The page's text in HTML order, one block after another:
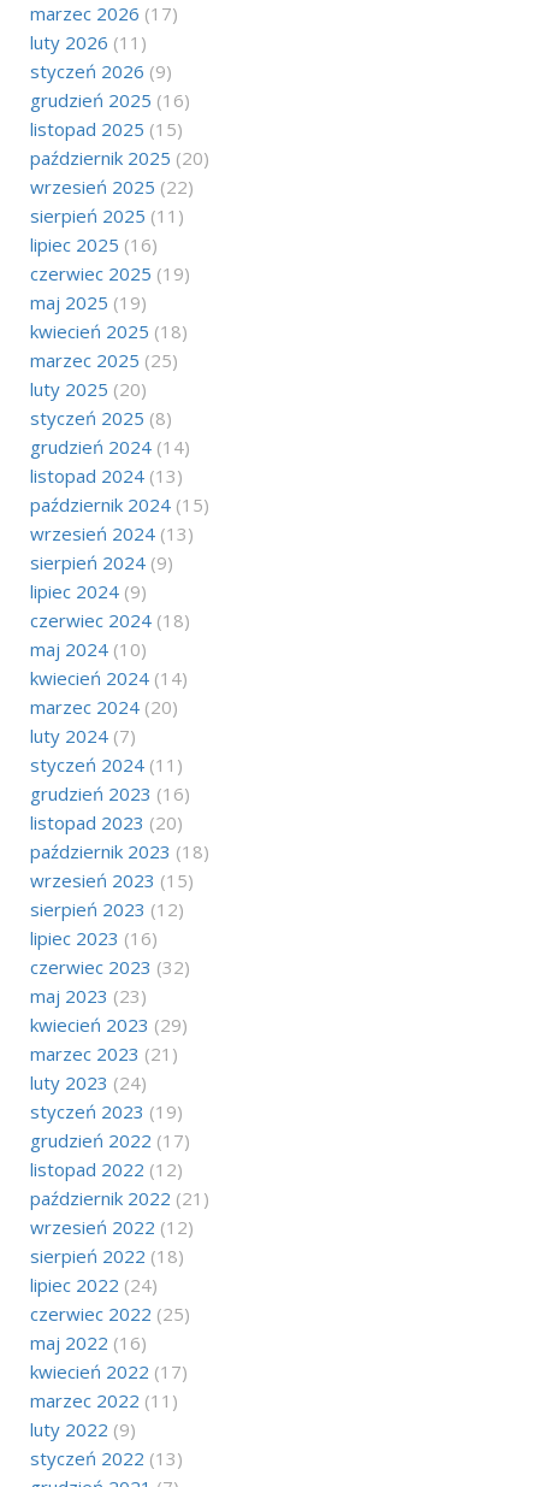
marzec 2026 (17)
luty 2026 (11)
styczeń 2026 (9)
grudzień 2025 (16)
listopad 2025 (15)
październik 2025 (20)
wrzesień 2025 (22)
sierpień 2025 (11)
lipiec 2025 (16)
czerwiec 2025 (19)
maj 2025 (19)
kwiecień 2025 (18)
marzec 2025 (25)
luty 2025 (20)
styczeń 2025 (8)
grudzień 2024 (14)
listopad 2024 (13)
październik 2024 (15)
wrzesień 2024 (13)
sierpień 2024 (9)
lipiec 2024 (9)
czerwiec 2024 (18)
maj 2024 (10)
kwiecień 2024 (14)
marzec 2024 (20)
luty 2024 (7)
styczeń 2024 (11)
grudzień 2023 (16)
listopad 2023 (20)
październik 2023 (18)
wrzesień 2023 (15)
sierpień 2023 (12)
lipiec 2023 (16)
czerwiec 2023 (32)
maj 2023 (23)
kwiecień 2023 (29)
marzec 2023 (21)
luty 2023 (24)
styczeń 2023 (19)
grudzień 2022 (17)
listopad 2022 (12)
październik 2022 (21)
wrzesień 2022 (12)
sierpień 2022 (18)
lipiec 2022 (24)
czerwiec 2022 (25)
maj 2022 (16)
kwiecień 2022 (17)
marzec 2022 (11)
luty 2022 (9)
styczeń 2022 (13)